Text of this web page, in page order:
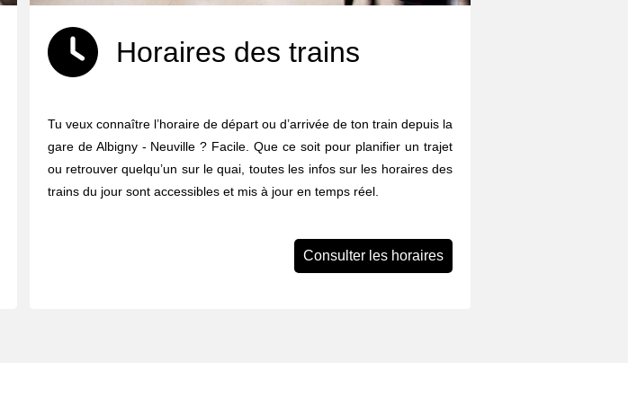
Horaires des trains
Tu veux connaître l’horaire de départ ou d’arrivée de ton train depuis la
gare de Albigny - Neuville ? Facile. Que ce soit pour planifier un trajet
ou retrouver quelqu’un sur le quai, toutes les infos sur les horaires des
trains du jour sont accessibles et mis à jour en temps réel.
Consulter les horaires